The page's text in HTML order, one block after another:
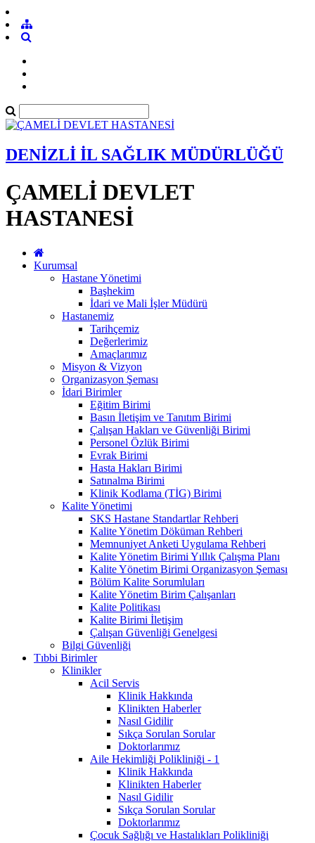
DENİZLİ İL SAĞLIK MÜDÜRLÜĞÜ
ÇAMELİ DEVLET
HASTANESİ
Kurumsal
Hastane Yönetimi
Başhekim
İdari ve Mali İşler Müdürü
Hastanemiz
Tarihçemiz
Değerlerimiz
Amaçlarımız
Misyon & Vizyon
Organizasyon Şeması
İdari Birimler
Eğitim Birimi
Basın İletişim ve Tanıtım Birimi
Çalışan Hakları ve Güvenliği Birimi
Personel Özlük Birimi
Evrak Birimi
Hasta Hakları Birimi
Satınalma Birimi
Klinik Kodlama (TİG) Birimi
Kalite Yönetimi
SKS Hastane Standartlar Rehberi
Kalite Yönetim Döküman Rehberi
Memnuniyet Anketi Uygulama Rehberi
Kalite Yönetim Birimi Yıllık Çalışma Planı
Kalite Yönetim Birimi Organizasyon Şeması
Bölüm Kalite Sorumluları
Kalite Yönetim Birim Çalışanları
Kalite Politikası
Kalite Birimi İletişim
Çalışan Güvenliği Genelgesi
Bilgi Güvenliği
Tıbbi Birimler
Klinikler
Acil Servis
Klinik Hakkında
Klinikten Haberler
Nasıl Gidilir
Sıkça Sorulan Sorular
Doktorlarımız
Aile Hekimliği Polikliniği - 1
Klinik Hakkında
Klinikten Haberler
Nasıl Gidilir
Sıkça Sorulan Sorular
Doktorlarımız
Çocuk Sağlığı ve Hastalıkları Polikliniği